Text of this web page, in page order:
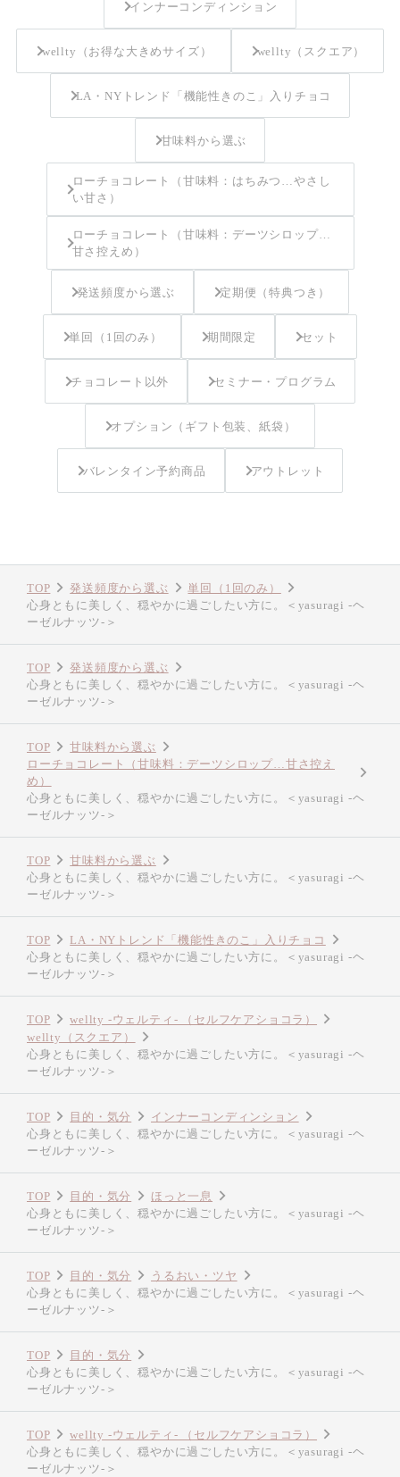
インナーコンディンション
wellty（お得な大きめサイズ） wellty（スクエア）
LA・NYトレンド「機能性きのこ」入りチョコ
甘味料から選ぶ
ローチョコレート（甘味料：はちみつ…やさし
い甘さ）
ローチョコレート（甘味料：デーツシロップ…
甘さ控えめ）
発送頻度から選ぶ 定期便（特典つき）
単回（1回のみ） 期間限定 セット
チョコレート以外 セミナー・プログラム
オプション（ギフト包装、紙袋）
バレンタイン予約商品 アウトレット
TOP 発送頻度から選ぶ
単回（1回のみ）
心身ともに美しく、穏やかに過ごしたい方に。＜yasuragi -ヘ
ーゼルナッツ-＞
TOP
発送頻度から選ぶ
心身ともに美しく、穏やかに過ごしたい方に。＜yasuragi -ヘ
ーゼルナッツ-＞
TOP
甘味料から選ぶ
ローチョコレート（甘味料：デーツシロップ…甘さ控え
め）
心身ともに美しく、穏やかに過ごしたい方に。＜yasuragi -ヘ
ーゼルナッツ-＞
TOP
甘味料から選ぶ
心身ともに美しく、穏やかに過ごしたい方に。＜yasuragi -ヘ
ーゼルナッツ-＞
TOP
LA・NYトレンド「機能性きのこ」入りチョコ
心身ともに美しく、穏やかに過ごしたい方に。＜yasuragi -ヘ
ーゼルナッツ-＞
TOP
wellty -ウェルティ- （セルフケアショコラ）
wellty（スクエア）
心身ともに美しく、穏やかに過ごしたい方に。＜yasuragi -ヘ
ーゼルナッツ-＞
TOP 目的・気分
インナーコンディンション
心身ともに美しく、穏やかに過ごしたい方に。＜yasuragi -ヘ
ーゼルナッツ-＞
TOP 目的・気分
ほっと一息
心身ともに美しく、穏やかに過ごしたい方に。＜yasuragi -ヘ
ーゼルナッツ-＞
TOP 目的・気分
うるおい・ツヤ
心身ともに美しく、穏やかに過ごしたい方に。＜yasuragi -ヘ
ーゼルナッツ-＞
TOP
目的・気分
心身ともに美しく、穏やかに過ごしたい方に。＜yasuragi -ヘ
ーゼルナッツ-＞
TOP
wellty -ウェルティ- （セルフケアショコラ）
心身ともに美しく、穏やかに過ごしたい方に。＜yasuragi -ヘ
ーゼルナッツ-＞